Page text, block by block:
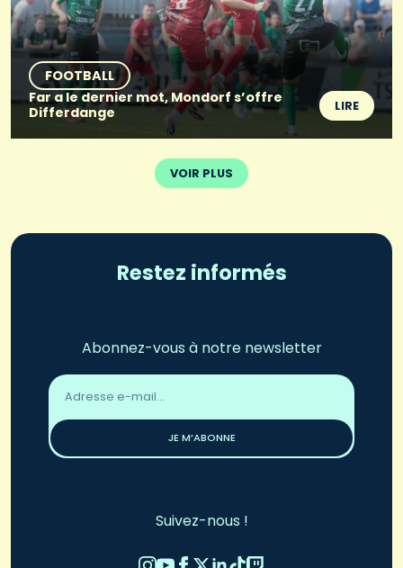
FOOTBALL
Far a le dernier mot, Mondorf s’offre
Differdange
LIRE
VOIR PLUS
Restez informés
Abonnez-vous à notre newsletter
Adresse
email
JE M’ABONNE
Suivez-nous !